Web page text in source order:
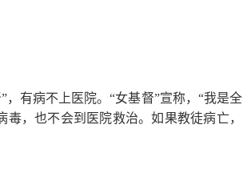
有病不上医院。“女基督”宣称，“我是全
，也不会到医院救治。如果教徒病亡，